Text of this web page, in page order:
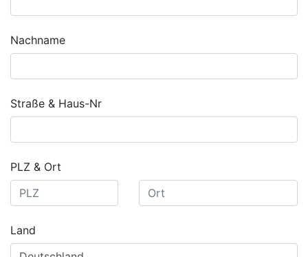
Nachname
Straße & Haus-Nr
PLZ & Ort
Land